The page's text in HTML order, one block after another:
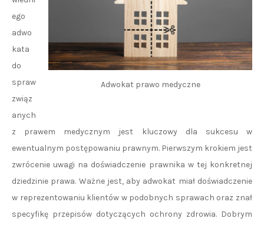
Adwokat prawo medyczne
ego
adwo
kata
do
spraw
związ
anych
z prawem medycznym jest kluczowy dla sukcesu w
ewentualnym postępowaniu prawnym. Pierwszym krokiem jest
zwrócenie uwagi na doświadczenie prawnika w tej konkretnej
dziedzinie prawa. Ważne jest, aby adwokat miał doświadczenie
w reprezentowaniu klientów w podobnych sprawach oraz znał
specyfikę przepisów dotyczących ochrony zdrowia. Dobrym